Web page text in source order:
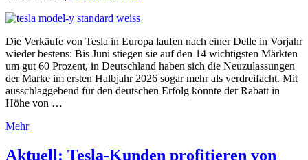
Die Verkäufe von Tesla in Europa laufen nach einer Delle in Vorjahr
wieder bestens: Bis Juni stiegen sie auf den 14 wichtigsten Märkten
um gut 60 Prozent, in Deutschland haben sich die Neuzulassungen
der Marke im ersten Halbjahr 2026 sogar mehr als verdreifacht. Mit
ausschlaggebend für den deutschen Erfolg könnte der Rabatt in
Höhe von …
Mehr
Aktuell: Tesla-Kunden profitieren von